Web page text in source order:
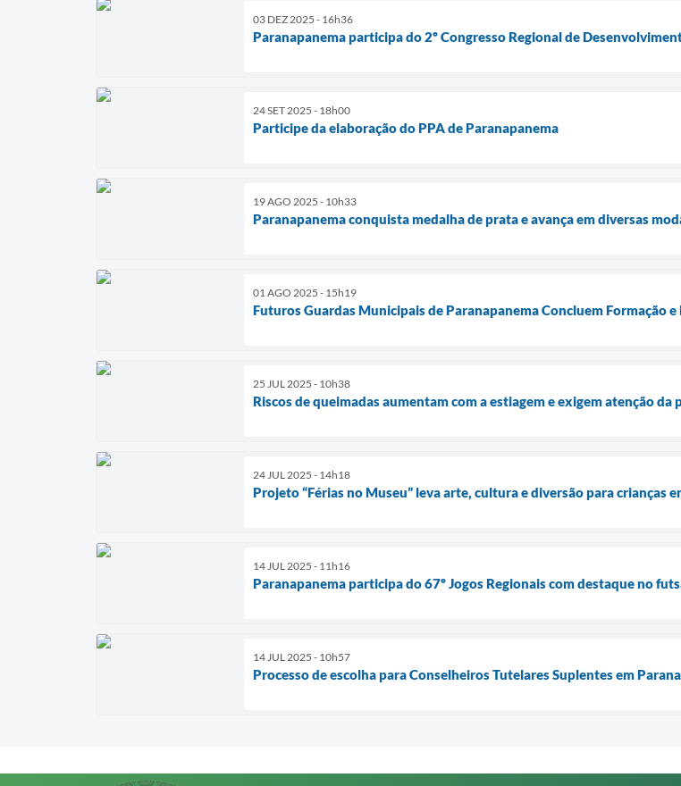
03 DEZ 2025 - 16h36
Paranapanema participa do 2º Congresso Regional de
24 SET 2025 - 18h00
Participe da elaboração do PPA de Paranapanema
19 AGO 2025 - 10h33
Paranapanema conquista medalha de prata e avança em diversas
01 AGO 2025 - 15h19
Futuros Guardas Municipais de Paranapanema Concluem Formação
25 JUL 2025 - 10h38
Riscos de queimadas aumentam com a estiagem e exigem atenção da
24 JUL 2025 - 14h18
Projeto “Férias no Museu” leva arte, cultura e diversão para crianças
14 JUL 2025 - 11h16
Paranapanema participa do 67º Jogos Regionais com destaque no
14 JUL 2025 - 10h57
Processo de escolha para Conselheiros Tutelares Suplentes em